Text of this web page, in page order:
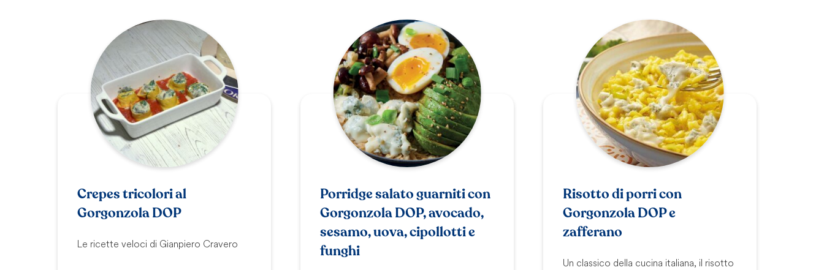
Crepes tricolori al
Gorgonzola DOP
Le ricette veloci di Gianpiero Cravero
Porridge salato guarniti con
Gorgonzola DOP, avocado,
sesamo, uova, cipollotti e
funghi
Risotto di porri con
Gorgonzola DOP e
zafferano
Un classico della cucina italiana, il risotto